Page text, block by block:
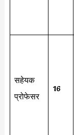
सहेयक
प्रोफेसर
16